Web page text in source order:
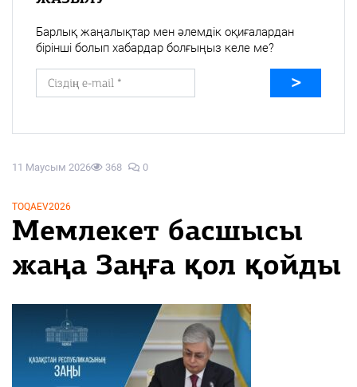
11 Маусым 2026 368 0
TOQAEV2026
Мемлекет басшысы
жаңа Заңға қол қойды
Барлық жаңалықтар мен әлемдік оқиғалардан
бірінші болып хабардар болғыңыз келе ме?